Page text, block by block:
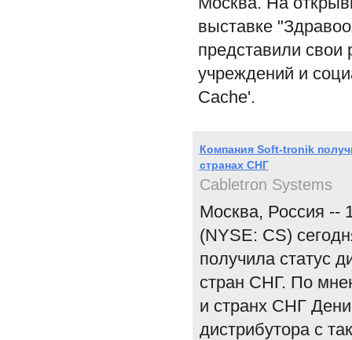
выставке
представили свои
учреждений и
Cache'.
Компания Soft-tronik
странах СНГ
Cabletron Systems
Москва, Россия --
(NYSE: CS)
получила статус
стран СНГ. По
и странх СНГ
дистрибутора с